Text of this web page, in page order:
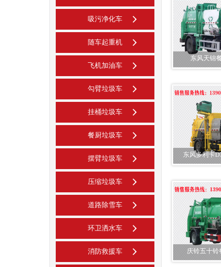
吸污净化车
随车起重机
飞机加油车
勾臂垃圾车
挂桶垃圾车
餐厨垃圾车
摆臂垃圾车
压缩垃圾车
道路除雪车
环卫洒水车
消防救援车
东风天锦
东风多利卡
庆铃五十铃